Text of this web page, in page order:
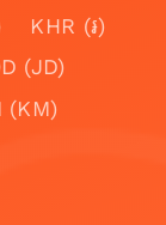
KHR (៛)
(JD)
(KM)